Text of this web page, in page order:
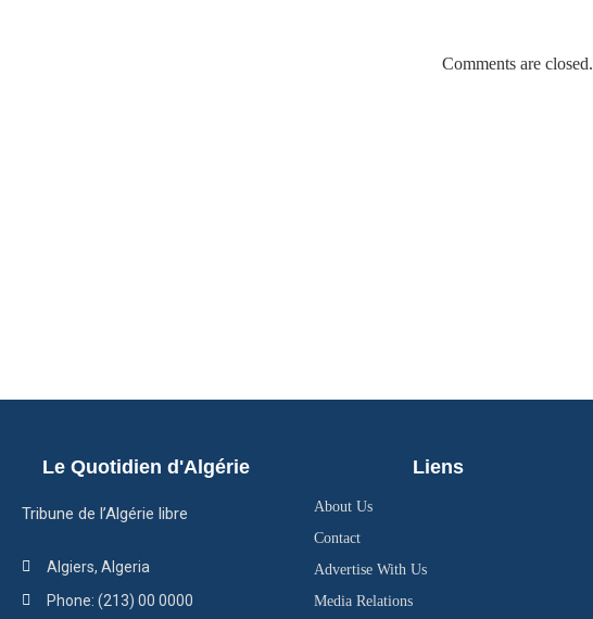
Comments are closed.
Le Quotidien d'Algérie
Tribune de l’Algérie libre
Algiers, Algeria
Phone: (213) 00 0000
Liens
About Us
Contact
Advertise With Us
Media Relations